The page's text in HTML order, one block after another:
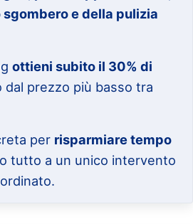
e della pulizia
ottieni subito il 30% di
dal prezzo più basso tra
per risparmiare tempo
tutto a un unico intervento